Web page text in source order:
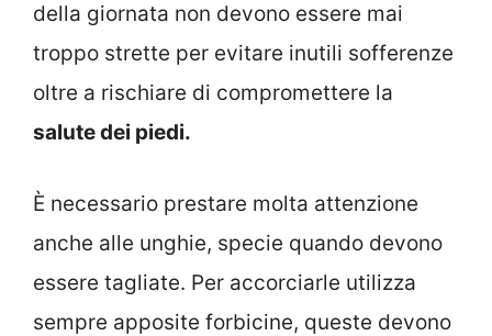
della giornata non devono essere mai
troppo strette per evitare inutili sofferenze
oltre a rischiare di compromettere la
salute dei piedi.
È necessario prestare molta attenzione
anche alle unghie, specie quando devono
essere tagliate. Per accorciarle utilizza
sempre apposite forbicine, queste devono